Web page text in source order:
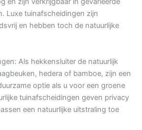
Luxe tuinafscheidingen zijn
en hebben toch de natuurlijke
Als hekkensluiter de natuurlijk
hedera of bamboe, zijn een
optie als u voor een groene
tuinafscheidingen geven privacy
een natuurlijke uitstraling toe